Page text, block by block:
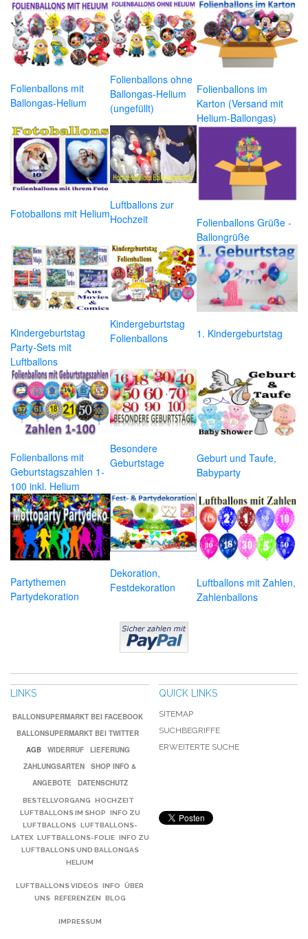
Folienballons mit
Ballongas-Helium
Folienballons ohne
Ballongas-Helium
(ungefüllt)
Folienballons im
Karton (Versand mit
Helium-Ballongas)
Fotoballons mit Helium
Luftballons zur
Hochzeit
Folienballons Grüße -
Ballongrüße
Kindergeburtstag
Party-Sets mit
Luftballons
Kindergeburtstag
Folienballons
1. Kindergeburtstag
Folienballons mit
Geburtstagszahlen 1-
100 inkl. Helium
Besondere
Geburtstage
Geburt und Taufe,
Babyparty
Partythemen
Partydekoration
Dekoration,
Festdekoration
Luftballons mit Zahlen,
Zahlenballons
LINKS
BALLONSUPERMARKT BEI FACEBOOK
BALLONSUPERMARKT BEI TWITTER
AGB
WIDERRUF
LIEFERUNG
ZAHLUNGSARTEN
SHOP INFO &
ANGEBOTE
DATENSCHUTZ
BESTELLVORGANG
HOCHZEIT
LUFTBALLONS IM SHOP
INFO ZU
LUFTBALLONS LUFTBALLONS-
LATEX LUFTBALLONS-FOLIE INFO ZU
LUFTBALLONS UND BALLONGAS
HELIUM
LUFTBALLONS VIDEOS INFO
ÜBER
UNS REFERENZEN BLOG
IMPRESSUM
QUICK LINKS
SITEMAP
SUCHBEGRIFFE
ERWEITERTE SUCHE